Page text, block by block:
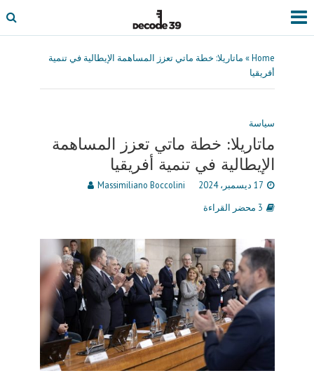
Home
» ماتاريلا: خطة ماتي تعزز المساهمة الإيطالية في تنمية
أفريقيا
سياسة
ماتاريلا: خطة ماتي تعزز المساهمة
الإيطالية في تنمية أفريقيا
17 ديسمبر، 2024
Massimiliano Boccolini
3 محضر القراءة